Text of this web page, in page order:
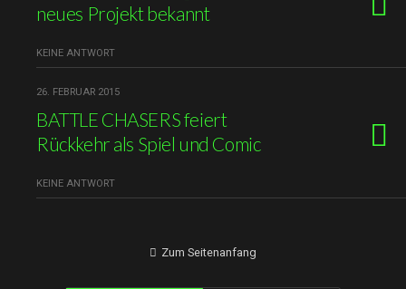
neues Projekt bekannt
KEINE ANTWORT
26. FEBRUAR 2015
BATTLE CHASERS feiert
Rückkehr als Spiel und Comic
KEINE ANTWORT
Zum Seitenanfang